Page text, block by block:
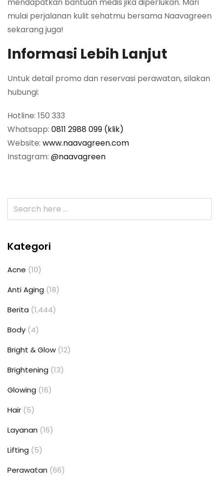
mendapatkan bantuan medis jika diperlukan. Mari
mulai perjalanan kulit sehatmu bersama Naavagreen
sekarang juga!
Informasi Lebih Lanjut
Untuk detail promo dan reservasi perawatan, silakan
hubungi:
Hotline: 150 333
Whatsapp: 0811 2988 099 (klik)
Website: www.naavagreen.com
Instagram: @naavagreen
Kategori
Acne (10)
Anti Aging (18)
Berita (1,444)
Body (4)
Bright & Glow (12)
Brightening (13)
Glowing (16)
Hair (5)
Layanan (16)
Lifting (5)
Perawatan (66)